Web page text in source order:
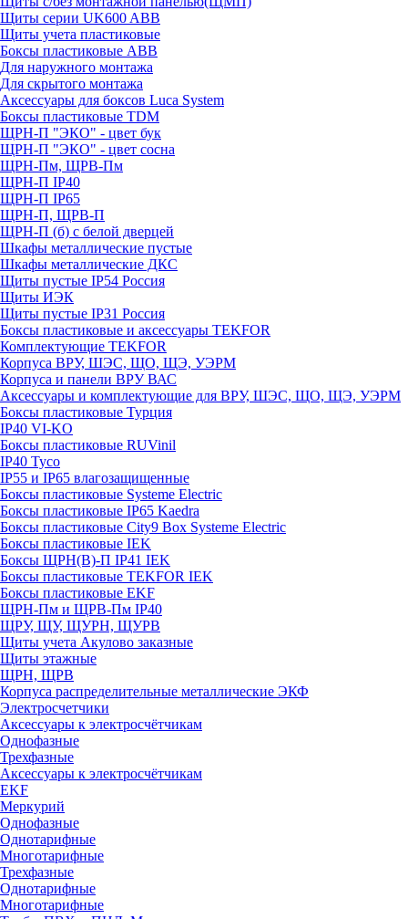
Щиты серии UK600 ABB
Щиты учета пластиковые
Боксы пластиковые ABB
Для наружного монтажа
Для скрытого монтажа
Аксессуары для боксов Luca System
Боксы пластиковые TDM
ЩРН-П "ЭКО" - цвет бук
ЩРН-П "ЭКО" - цвет сосна
ЩРН-Пм, ЩРВ-Пм
ЩРН-П IP40
ЩРН-П IP65
ЩРН-П, ЩРВ-П
ЩРН-П (б) с белой дверцей
Шкафы металлические пустые
Шкафы металлические ДКС
Щиты пустые IP54 Россия
Щиты ИЭК
Щиты пустые IP31 Россия
Боксы пластиковые и аксессуары TEKFOR
Комплектующие TEKFOR
Корпуса ВРУ, ШЭС, ЩО, ЩЭ, УЭРМ
Корпуса и панели ВРУ ВАС
Аксессуары и комплектующие для ВРУ, ШЭС, ЩО, ЩЭ, УЭРМ
Боксы пластиковые Турция
IP40 VI-KO
Боксы пластиковые RUVinil
IP40 Тусо
IP55 и IP65 влагозащищенные
Боксы пластиковые Systeme Electric
Боксы пластиковые IP65 Kaedra
Боксы пластиковые City9 Box Systeme Electric
Боксы пластиковые IEK
Боксы ЩРН(В)-П IP41 IEK
Боксы пластиковые TEKFOR IEK
Боксы пластиковые EKF
ЩРН-Пм и ЩРВ-Пм IP40
ЩРУ, ЩУ, ЩУРН, ЩУРВ
Щиты учета Акулово заказные
Щиты этажные
ЩРН, ЩРВ
Корпуса распределительные металлические ЭКФ
Электросчетчики
Аксессуары к электросчётчикам
Однофазные
Трехфазные
Аксессуары к электросчётчикам
EKF
Меркурий
Однофазные
Однотарифные
Многотарифные
Трехфазные
Однотарифные
Многотарифные